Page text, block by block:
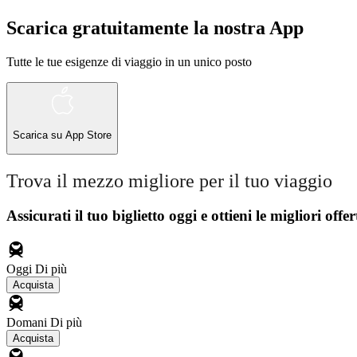
Scarica gratuitamente la nostra App
Tutte le tue esigenze di viaggio in un unico posto
Scarica su App Store
Trova il mezzo migliore per il tuo viaggio
Assicurati il ​​tuo biglietto oggi e ottieni le migliori
Oggi Di più
Acquista
Domani Di più
Acquista